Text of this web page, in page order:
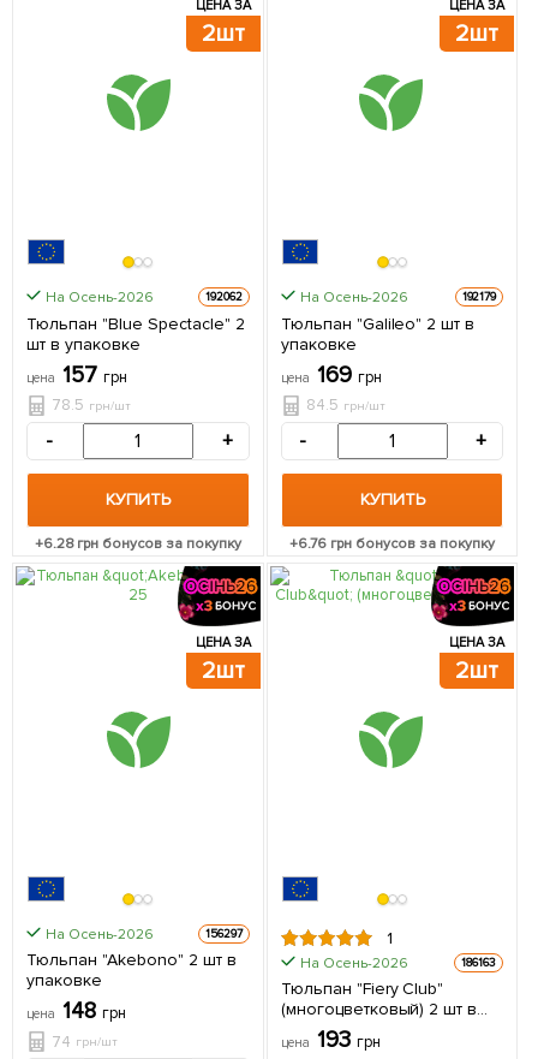
ЦЕНА ЗА
2шт
На Осень-2026 192062
Тюльпан "Blue Spectacle" 2
шт в упаковке
цена 157 грн
78.5 грн/шт
- +
КУПИТЬ
+6.28грн бонусов за покупку
ЦЕНА ЗА
2шт
На Осень-2026 192179
Тюльпан "Galileo" 2 шт в
упаковке
цена 169 грн
84.5 грн/шт
- +
КУПИТЬ
+6.76 грн бонусов за покупку
ЦЕНА ЗА
2шт
На Осень-2026 156297
Тюльпан "Akebono" 2 шт в
упаковке
цена 148 грн
74 грн/шт
ЦЕНА ЗА
2шт
1
На Осень-2026 186163
Тюльпан "Fiery Club"
(многоцветковый) 2 шт в
упаковке
цена 193 грн